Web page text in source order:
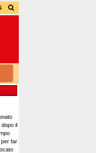
il
per far